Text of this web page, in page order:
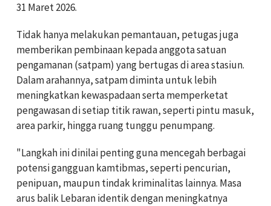
31 Maret 2026.
Tidak hanya melakukan pemantauan, petugas juga
memberikan pembinaan kepada anggota satuan
pengamanan (satpam) yang bertugas di area stasiun.
Dalam arahannya, satpam diminta untuk lebih
meningkatkan kewaspadaan serta memperketat
pengawasan di setiap titik rawan, seperti pintu masuk,
area parkir, hingga ruang tunggu penumpang.
"Langkah ini dinilai penting guna mencegah berbagai
potensi gangguan kamtibmas, seperti pencurian,
penipuan, maupun tindak kriminalitas lainnya. Masa
arus balik Lebaran identik dengan meningkatnya